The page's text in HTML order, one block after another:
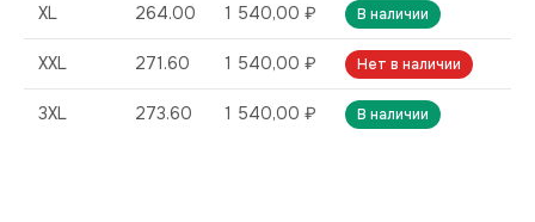
XL 264.00 1 540,00 ₽ В наличии
XXL 271.60 1 540,00 ₽ Нет в наличии
3XL 273.60 1 540,00 ₽ В наличии